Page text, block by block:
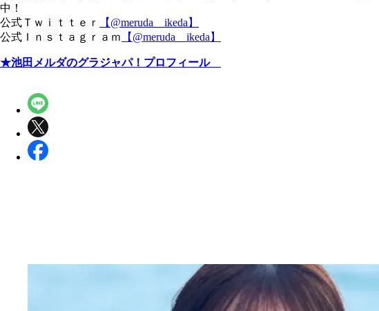
中！
公式Ｔｗｉｔｔｅｒ
【@meruda__ikeda】
公式Ｉｎｓｔａｇｒａｍ
【@meruda__ikeda】
★池田メルダのグラジャパ！プロフィール